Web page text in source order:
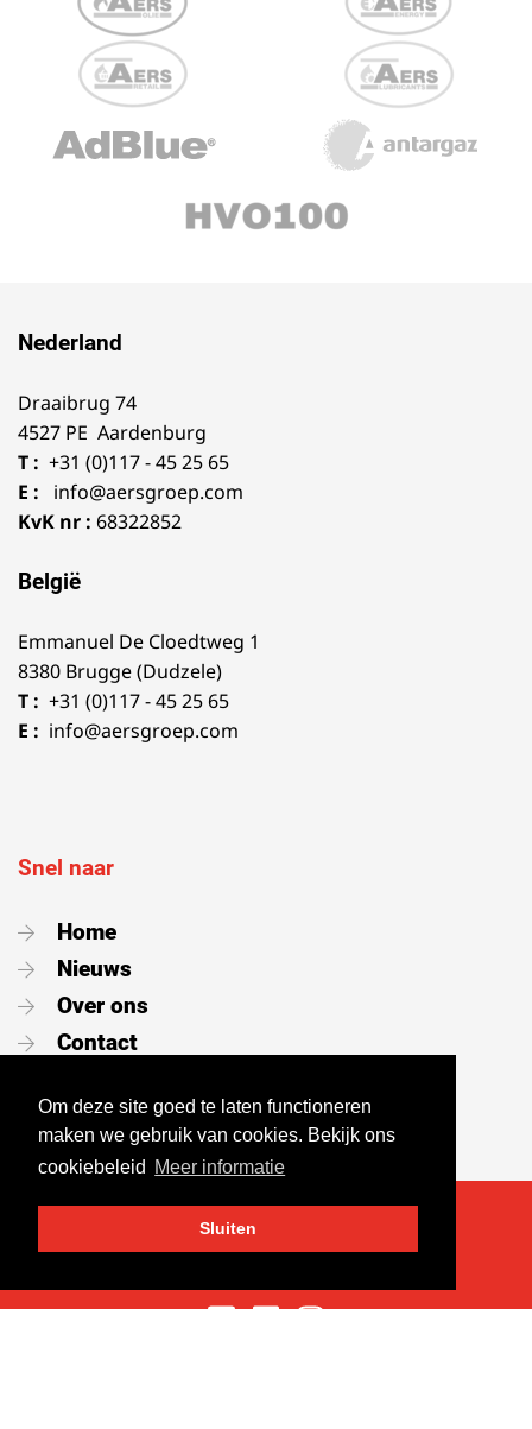
Om deze site goed te laten functioneren
maken we gebruik van cookies. Bekijk ons
cookiebeleid
Meer informatie
Sluiten
Nederland
Draaibrug 74
4527 PE Aardenburg
T : +31 (0)117 - 45 25 65
E :
info@aersgroep.com
KvK nr : 68322852
België
Emmanuel De Cloedtweg 1
8380 Brugge (Dudzele)
T : +31 (0)117 - 45 25 65
E : info@aersgroep.com
Snel naar
Home
Nieuws
Over ons
Contact
Portaal
Volg ons op social media